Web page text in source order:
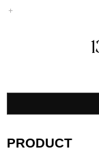
PORTFOLIO
PRODUCT